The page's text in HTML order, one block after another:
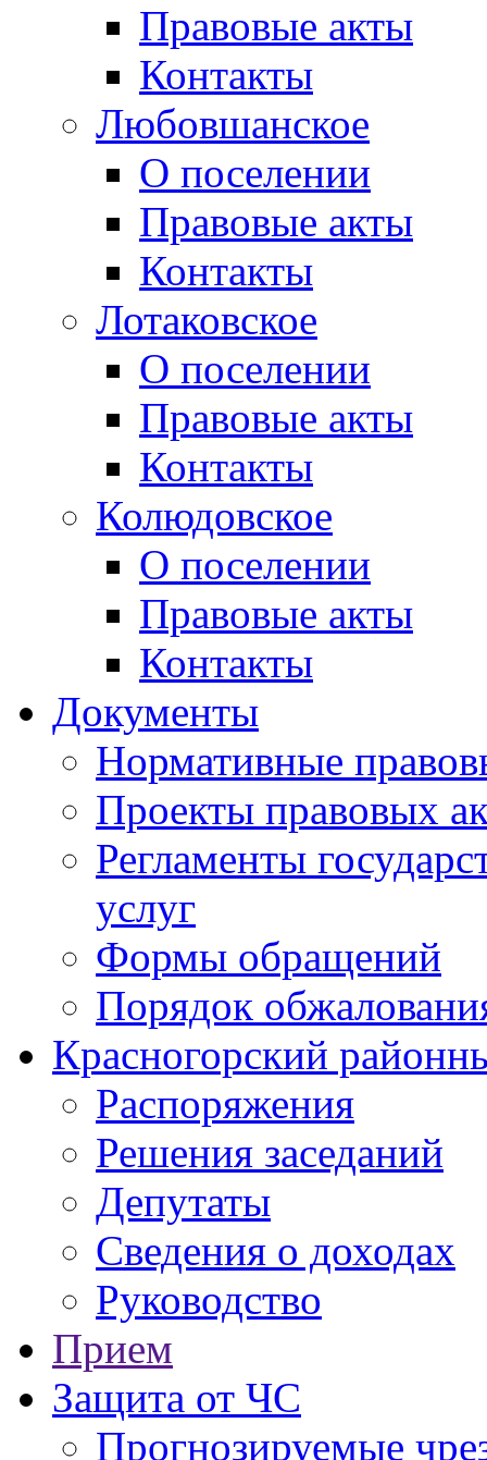
Правовые акты
Контакты
Любовшанское
О поселении
Правовые акты
Контакты
Лотаковское
О поселении
Правовые акты
Контакты
Колюдовское
О поселении
Правовые акты
Контакты
Документы
Нормативные
Проекты правовых
Регламенты
услуг
Формы обращений
Порядок
Красногорский
Распоряжения
Решения заседаний
Депутаты
Сведения о доходах
Руководство
Прием
Защита от ЧС
Прогнозируемые